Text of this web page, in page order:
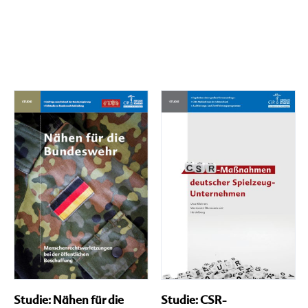
Studie: Nähen für die
Studie: CSR-